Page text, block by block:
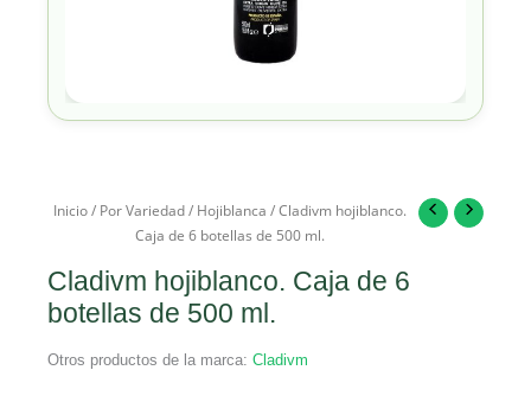
Inicio/ Por Variedad/ Hojiblanca / Cladivm hojiblanco.
Caja de 6 botellas de 500 ml.
Cladivm hojiblanco. Caja de 6
botellas de 500 ml.
Otros productos de la marca: Cladivm